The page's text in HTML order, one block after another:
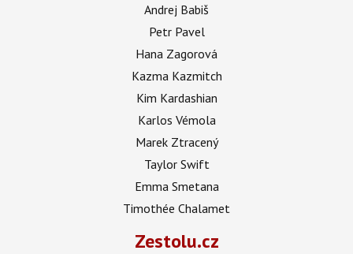
Andrej Babiš
Petr Pavel
Hana Zagorová
Kazma Kazmitch
Kim Kardashian
Karlos Vémola
Marek Ztracený
Taylor Swift
Emma Smetana
Timothée Chalamet
Zestolu.cz